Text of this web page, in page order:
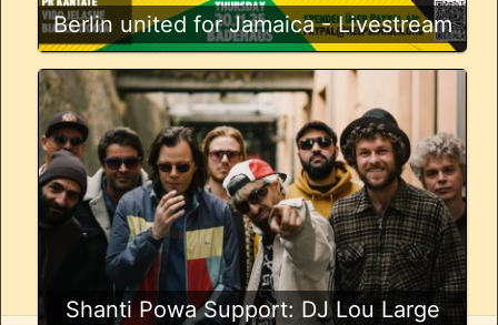
Berlin united for Jamaica - Livestream
Shanti Powa Support: DJ Lou Large